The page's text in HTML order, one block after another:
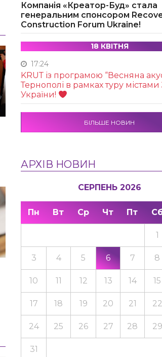
Компанія «Креатор-Буд» стала
генеральним спонсором
Construction Forum Ukraine!
18 КВІТНЯ
17:24
KRUТ із програмою “Весняна
Тернополі в рамках туру містами
України!
БІЛЬШЕ НОВИН
АРХІВ НОВИН
СЕРПЕНЬ 2026
Пн Вт Ср Чт Пт
1
3 4 5 6 7 8
10 11 12 13 14 15
17 18 19 20 21 22
24 25 26 27 28 29
31